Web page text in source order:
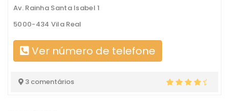
Av. Rainha Santa Isabel 1
5000-434 Vila Real
Ver número de telefone
3 comentários